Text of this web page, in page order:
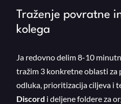
Traženje povratne
kolega
Ja redovno delim 8-10
tražim 3 konkretne oblasti za
odluka, prioritizacija ciljeva i
Discord i deljene foldere za